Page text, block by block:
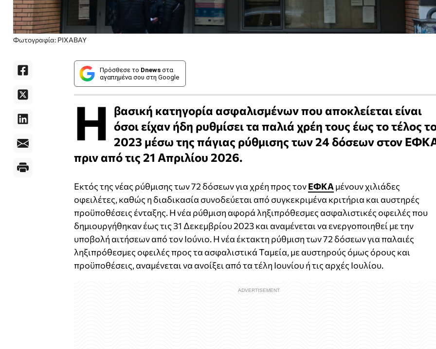
Φωτογραφία: PIXABAY
Πρόσθεσε το Dnews στα
αγαπημένα σου στη Google
Η βασική κατηγορία ασφαλισμένων που αποκλείεται είναι
όσοι είχαν ήδη ρυθμίσει τα παλιά χρέη τους έως το τέλος
2023 μέσω της πάγιας ρύθμισης των 24 δόσεων στον
πριν από τις 21 Απριλίου 2026.
Εκτός της νέας ρύθμισης των 72 δόσεων για χρέη προς τονΕΦΚΑμένουν χιλιάδες
οφειλέτες, καθώς η διαδικασία συνοδεύεται από συγκεκριμένα κριτήρια και αυστηρές
προϋποθέσεις ένταξης. Η νέα ρύθμιση αφορά ληξιπρόθεσμες ασφαλιστικές οφειλές που
δημιουργήθηκαν έως τις 31 Δεκεμβρίου 2023 και αναμένεται να ενεργοποιηθεί με την
υποβολή αιτήσεων από τον Ιούνιο. Η νέα έκτακτη ρύθμιση των 72 δόσεων για παλαιές
ληξιπρόθεσμες οφειλές προς τα ασφαλιστικά Ταμεία, με αυστηρούς όμως όρους και
προϋποθέσεις, αναμένεται να ανοίξει από τα τέλη Ιουνίου ή τις αρχές Ιουλίου.